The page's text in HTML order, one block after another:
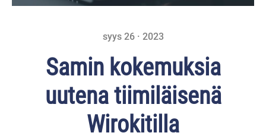
syys 26 · 2023
Samin kokemuksia
uutena tiimiläisenä
Wirokitilla